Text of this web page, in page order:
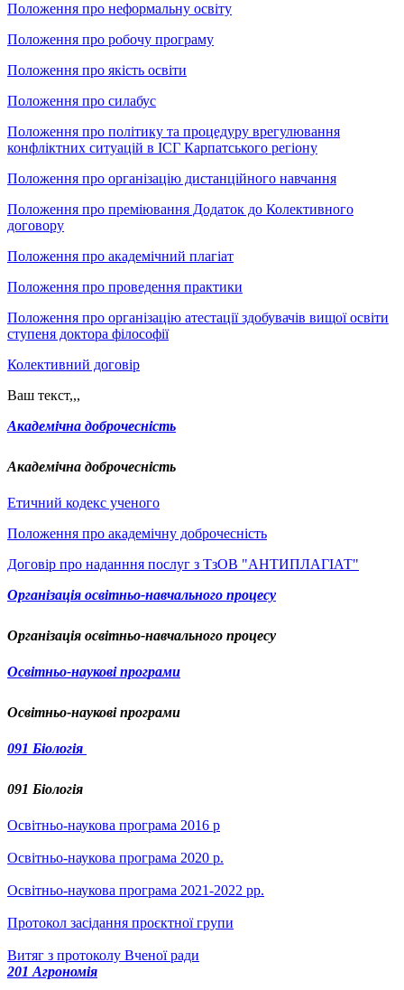
Положення про неформальну освіту
Положення про робочу програму
Положення про якість освіти
Положення про силабус
Положення про політику та процедуру врегулювання
конфліктних ситуацій в ІСГ Карпатського регіону
Положення про організацію дистанційного навчання
Положення про преміювання Додаток до Колективного
договору
Положення про академічний плагіат
Положення про проведення практики
Положення про організацію атестації здобувачів вищої освіти
ступеня доктора філософії
Колективний договір
Ваш текст,,,
Академічна доброчесність
Академічна доброчесність
Етичний кодекс ученого
Положення про академічну доброчесність
Договір про наданння послуг з ТзОВ "АНТИПЛАГІАТ"
Організація освітньо-навчального процесу
Організація освітньо-навчального процесу
Освітньо-наукові програми
Освітньо-наукові програми
091 Біологія
091 Біологія
Освітньо-наукова програма 2016 р
Освітньо-наукова програма 2020 р.
Освітньо-наукова програма 2021-2022 рр.
Протокол засідання проєктної групи
Витяг з протоколу Вченої ради
201 Агрономія